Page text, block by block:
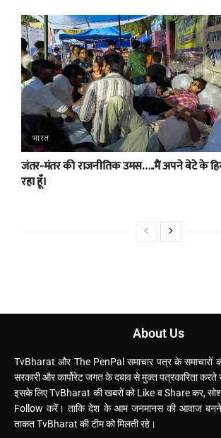
भारत
जंतर-मंतर की राजनीतिक उमस…..मैं अपने बेटे के
रहा हूँ।
About Us
TvBharat और The PenPal समाचार पत्र के समाचारों की
सरकारी और कार्पोरेट जगत के दबाव से मुक्त पत्रकारिता करते
इसके लिए TvBharat की खबरों को Like व Share कर,
Follow करें। ताकि देश के आम जनमानस की आवाज
ताकत TvBharat की टीम को मिलती रहे।